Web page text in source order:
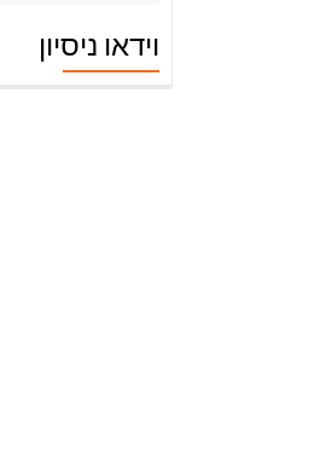
וידאו ניסיון